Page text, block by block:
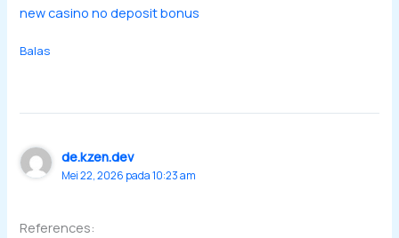
new casino no deposit bonus
Balas
de.kzen.dev
Mei 22, 2026 pada 10:23 am
References: